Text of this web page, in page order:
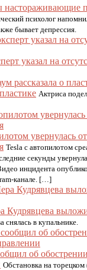
настораживающие
психолог
бывает депрессия.
указал на
Актриса
увернулась
Tesla с автопилотом
секунды
инцидента
канале. […]
Кудрявцева
снялась в купальнике.
об
Обстановка на